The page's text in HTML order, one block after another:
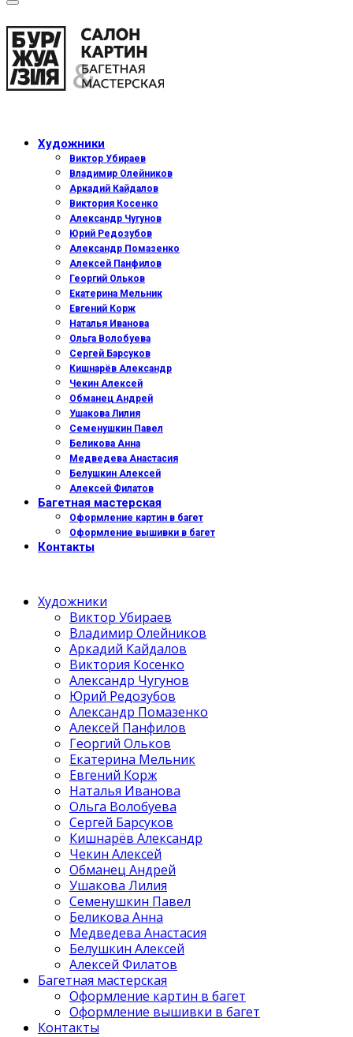
Художники
Виктор Убираев
Владимир Олейников
Аркадий Кайдалов
Виктория Косенко
Александр Чугунов
Юрий Редозубов
Александр Помазенко
Алексей Панфилов
Георгий Ольков
Екатерина Мельник
Евгений Корж
Наталья Иванова
Ольга Волобуева
Сергей Барсуков
Кишнарёв Александр
Чекин Алексей
Обманец Андрей
Ушакова Лилия
Семенушкин Павел
Беликова Анна
Медведева Анастасия
Белушкин Алексей
Алексей Филатов
Багетная мастерская
Оформление картин в багет
Оформление вышивки в багет
Контакты
Художники
Виктор Убираев
Владимир Олейников
Аркадий Кайдалов
Виктория Косенко
Александр Чугунов
Юрий Редозубов
Александр Помазенко
Алексей Панфилов
Георгий Ольков
Екатерина Мельник
Евгений Корж
Наталья Иванова
Ольга Волобуева
Сергей Барсуков
Кишнарёв Александр
Чекин Алексей
Обманец Андрей
Ушакова Лилия
Семенушкин Павел
Беликова Анна
Медведева Анастасия
Белушкин Алексей
Алексей Филатов
Багетная мастерская
Оформление картин в багет
Оформление вышивки в багет
Контакты